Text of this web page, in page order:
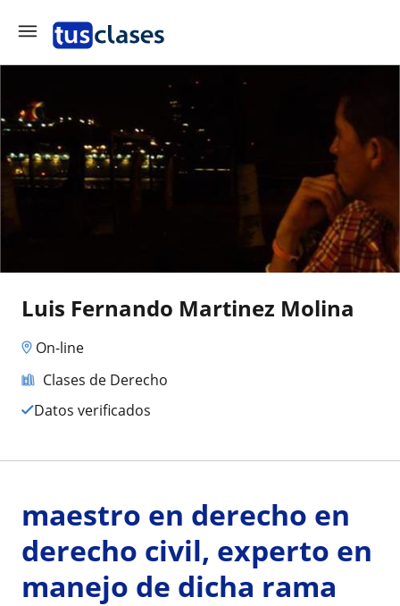
Luis Fernando Martinez Molina
On-line
Clases de Derecho
Datos verificados
maestro en derecho en
derecho civil, experto en
manejo de dicha rama